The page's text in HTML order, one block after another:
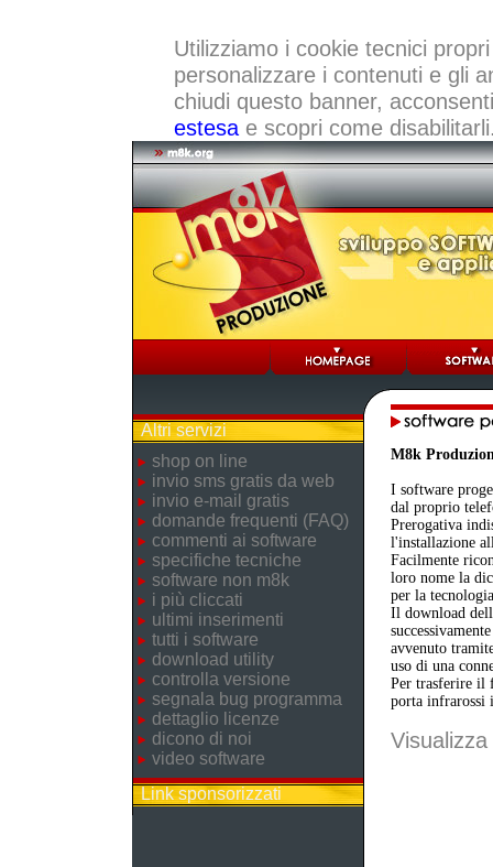
Utilizziamo i cookie tecnici
personalizzare i contenuti e gli
chiudi questo banner,
estesae scopri come
Altri servizi
shop on line
invio sms gratis da web
invio e-mail gratis
domande frequenti (FAQ)
commenti ai software
specifiche tecniche
software non m8k
i più cliccati
ultimi inserimenti
tutti i software
download utility
controlla versione
segnala bug programma
dettaglio licenze
dicono di noi
video software
Link sponsorizzati
M8k
I software
dal proprio
Prerogativa
l'installazione
Facilmente
loro nome la
per la
Il download
avvenuto
uso di una
Per trasferire il
porta infrarossi